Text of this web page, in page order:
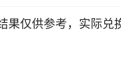
果仅供参考，实际